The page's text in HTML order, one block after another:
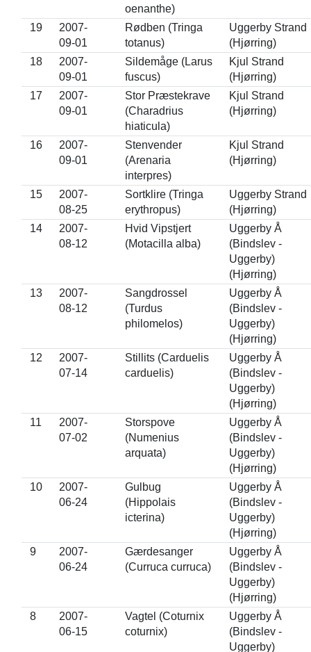
oenanthe)
19
2007-
09-01
Rødben (Tringa
totanus)
Uggerby Strand
(Hjørring)
18
2007-
09-01
Sildemåge (Larus
fuscus)
Kjul Strand
(Hjørring)
17
2007-
09-01
Stor Præstekrave
(Charadrius
hiaticula)
Kjul Strand
(Hjørring)
16
2007-
09-01
Stenvender
(Arenaria
interpres)
Kjul Strand
(Hjørring)
15
2007-
08-25
Sortklire (Tringa
erythropus)
Uggerby Strand
(Hjørring)
14
2007-
08-12
Hvid Vipstjert
(Motacilla alba)
Uggerby Å
(Bindslev -
Uggerby)
(Hjørring)
13
2007-
08-12
Sangdrossel
(Turdus
philomelos)
Uggerby Å
(Bindslev -
Uggerby)
(Hjørring)
12
2007-
07-14
Stillits (Carduelis
carduelis)
Uggerby Å
(Bindslev -
Uggerby)
(Hjørring)
11
2007-
07-02
Storspove
(Numenius
arquata)
Uggerby Å
(Bindslev -
Uggerby)
(Hjørring)
10
2007-
06-24
Gulbug
(Hippolais
icterina)
Uggerby Å
(Bindslev -
Uggerby)
(Hjørring)
9
2007-
06-24
Gærdesanger
(Curruca curruca)
Uggerby Å
(Bindslev -
Uggerby)
(Hjørring)
8
2007-
06-15
Vagtel (Coturnix
coturnix)
Uggerby Å
(Bindslev -
Uggerby)